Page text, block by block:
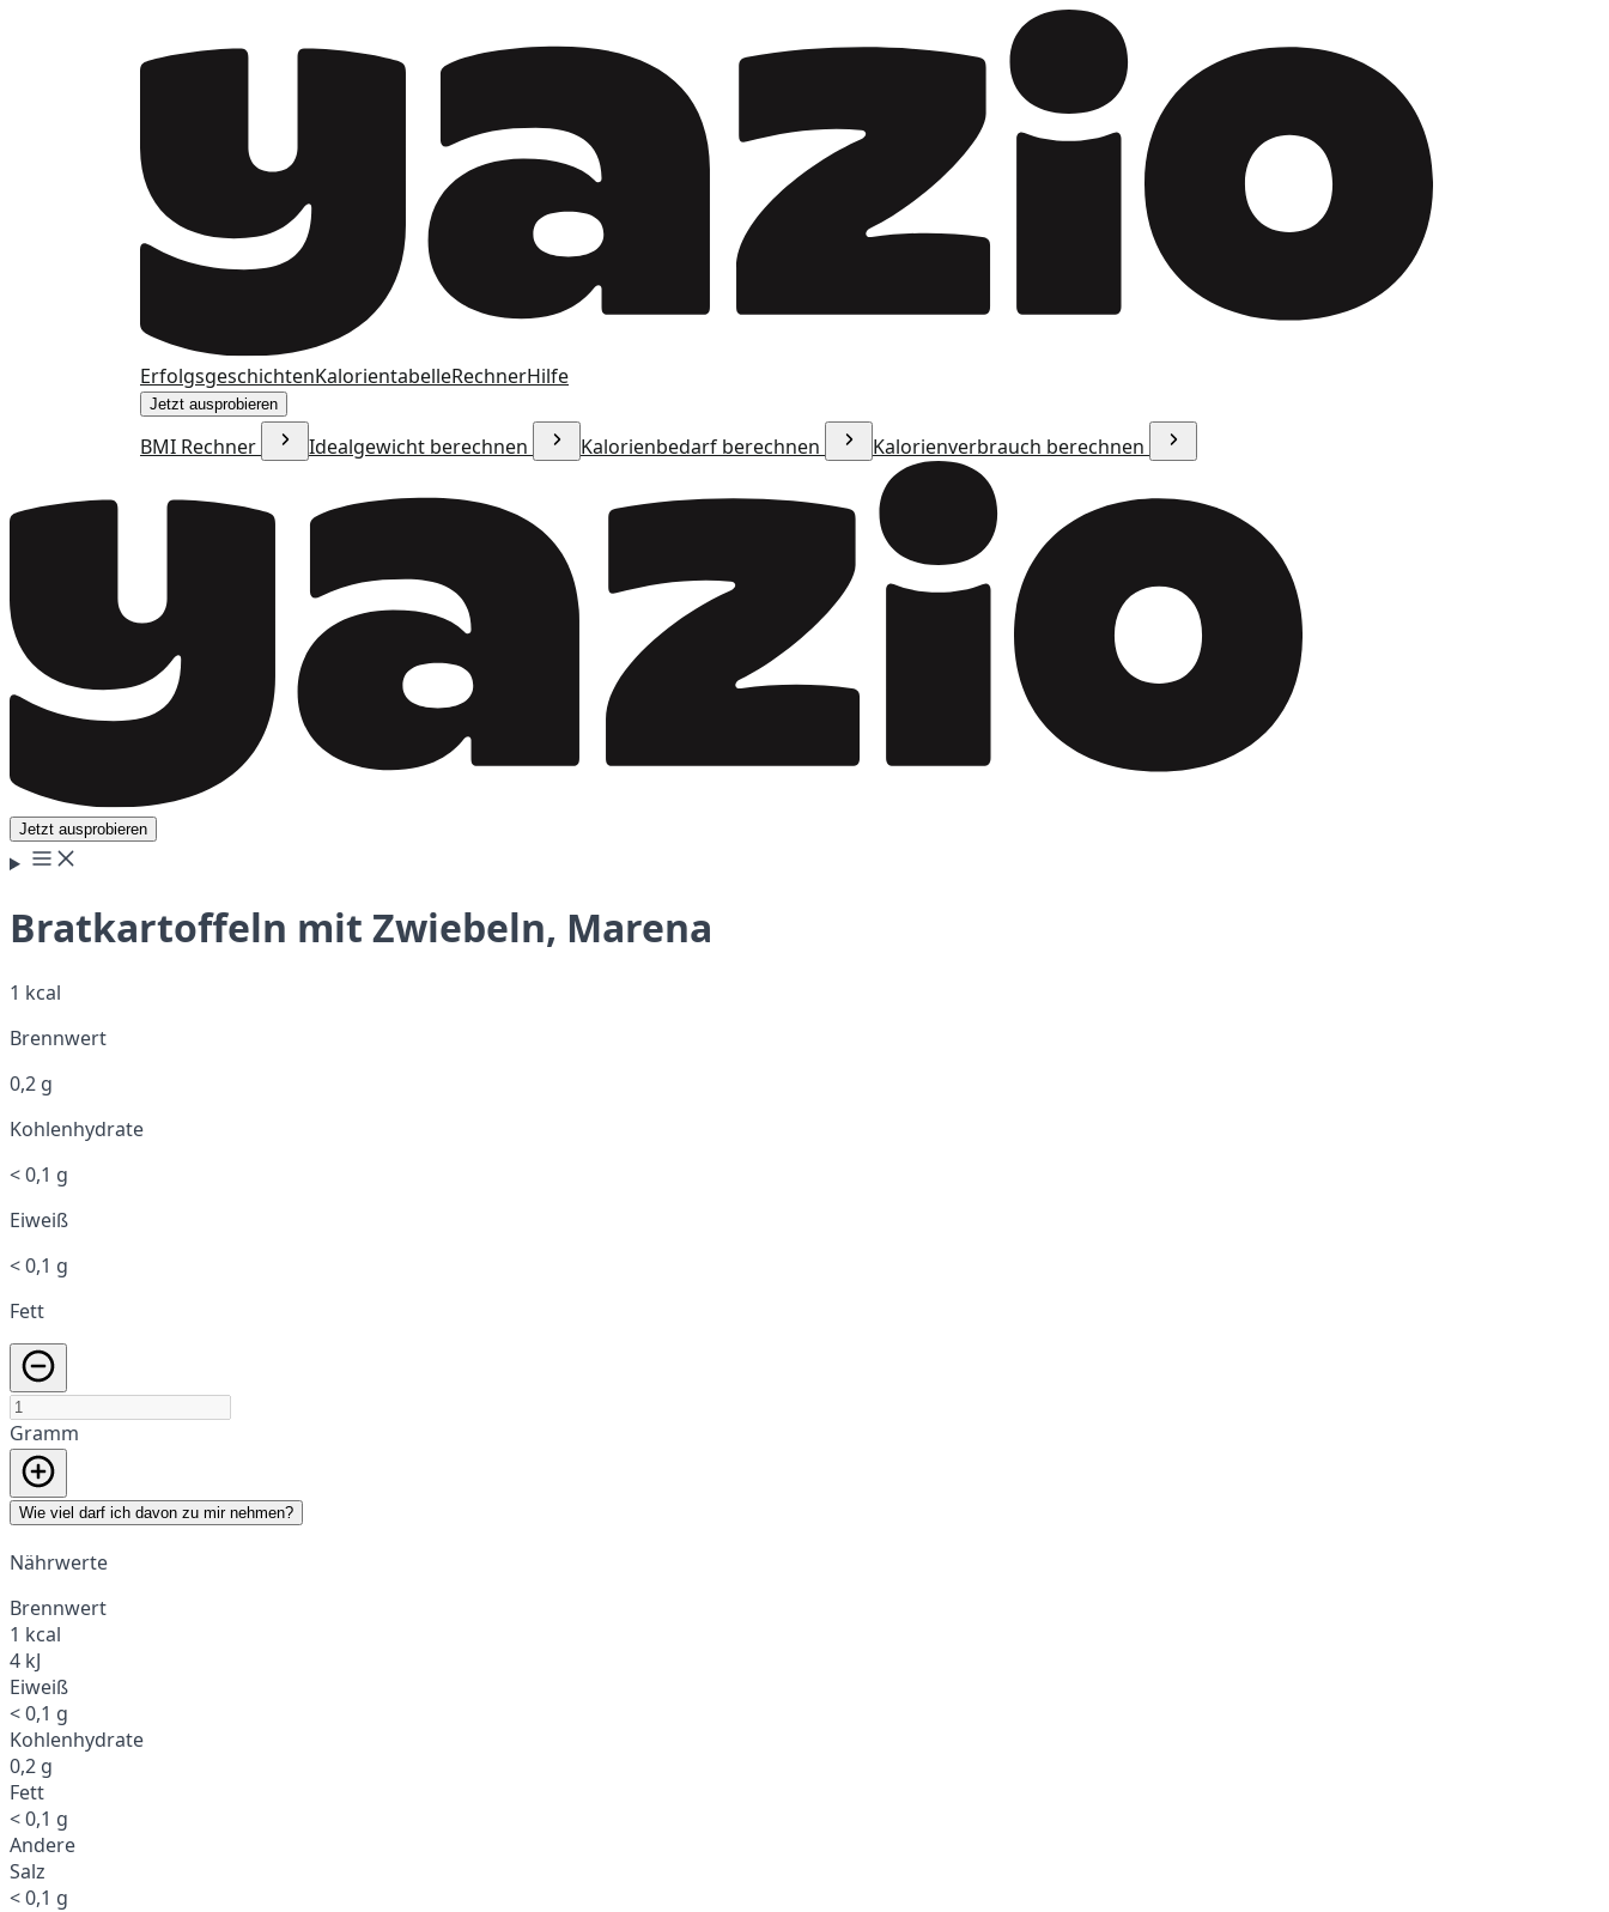
ErfolgsgeschichtenKalorientabelleRechnerHilfe
Jetzt ausprobieren
BMI Rechner Idealgewicht berechnen Kalorienbedarf berechnen Kalorienverbrauch berechnen
Jetzt ausprobieren
Bratkartoffeln mit Zwiebeln, Marena
1 kcal
Brennwert
0,2 g
Kohlenhydrate
< 0,1 g
Eiweiß
< 0,1 g
Fett
Gramm
Wie viel darf ich davon zu mir nehmen?
Nährwerte
Brennwert
1 kcal
4 kJ
Eiweiß
< 0,1 g
Kohlenhydrate
0,2 g
Fett
< 0,1 g
Andere
Salz
< 0,1 g